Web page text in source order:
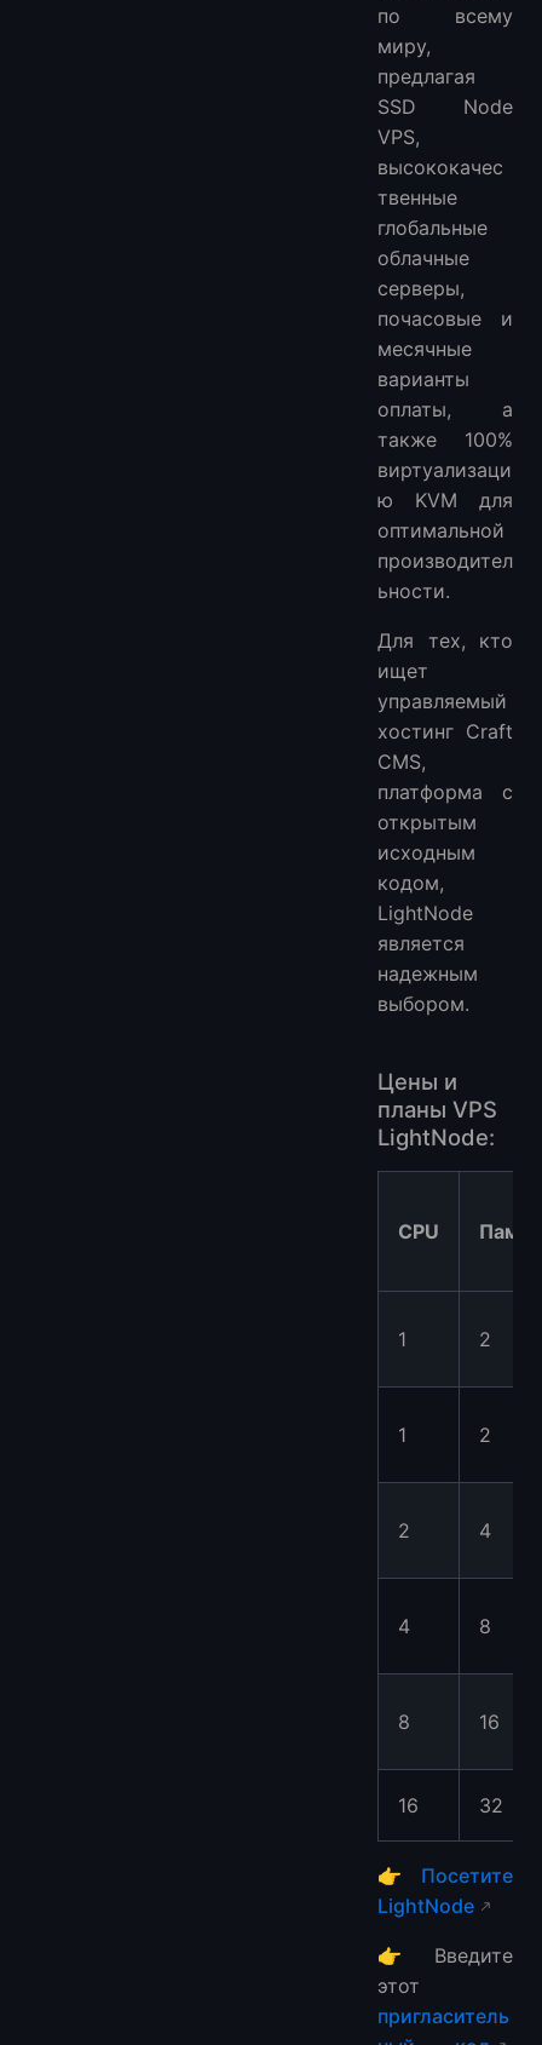
по всему
миру,
предлагая
SSD Node
VPS,
высококачес
твенные
глобальные
облачные
серверы,
почасовые и
месячные
варианты
оплаты, а
также 100%
виртуализаци
ю KVM для
оптимальной
производител
ьности.
Для тех, кто
ищет
управляемый
хостинг Craft
CMS,
платформа с
открытым
исходным
кодом,
LightNode
является
надежным
выбором.
Цены и
планы VPS
LightNode:
CPU
1 2
1 2
2 4
4 8
8 16
16 32
👉 Посетите
LightNode
👉Введите
этот
пригласитель